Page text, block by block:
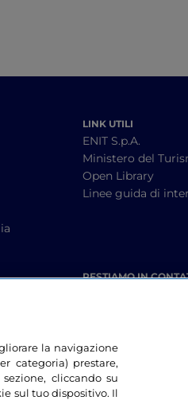
LINK UTILI
ENIT S.p.A.
Ministero del
Open Library
Linee guida di
RESTIAMO IN
la navigazione
categoria) prestare,
cliccando su
sul tuo dispositivo. Il